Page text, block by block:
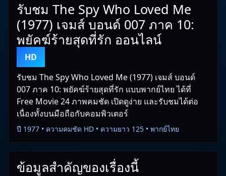
รับชม The Spy Who Loved Me
(1977) เจมส์ บอนด์ 007 ภาค 10:
พยัคฆ์ร้ายสุดที่รัก ออนไลน์
HD
รับชม The Spy Who Loved Me (1977) เจมส์ บอนด์
007 ภาค 10: พยัคฆ์ร้ายสุดที่รัก แบบพากย์ไทย ได้ที่
Free Movie 24 ภาพคมชัด เปิดดูง่าย และรับชมได้ต่อ
เนื่องทั้งบนมือถือกับคอมพิวเตอร์
ปี 1977 • ความคมชัด HD • ความยาว 125 • พากย์ไทย
ข้อมูลสำคัญของเรื่องนี้